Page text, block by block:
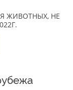
ЖИВОТНЫХ, НЕ